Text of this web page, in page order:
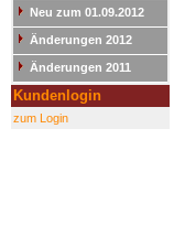
Neu zum 01.09.2012
Änderungen 2012
Änderungen 2011
Kundenlogin
zum Login